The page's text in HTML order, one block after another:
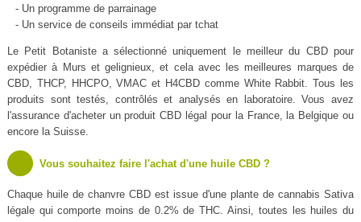
- Un programme de parrainage
- Un service de conseils immédiat par tchat
Le Petit Botaniste a sélectionné uniquement le meilleur du CBD pour
expédier à Murs et gelignieux, et cela avec les meilleures marques de
CBD, THCP, HHCPO, VMAC et H4CBD comme White Rabbit. Tous les
produits sont testés, contrôlés et analysés en laboratoire. Vous avez
l'assurance d'acheter un produit CBD légal pour la France, la Belgique ou
encore la Suisse.
Vous souhaitez faire l'achat d'une huile CBD ?
Chaque huile de chanvre CBD est issue d'une plante de cannabis Sativa
légale qui comporte moins de 0.2% de THC. Ainsi, toutes les huiles du